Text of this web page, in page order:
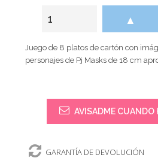
▲
Juego de 8 platos de cartón con
personajes de Pj Masks de 18 cm
AVISADME CUANDO
GARANTÍA DE DEVOLUCIÓN